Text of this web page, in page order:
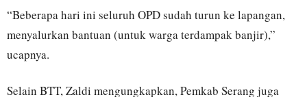
“Beberapa hari ini seluruh OPD sudah turun ke lapangan,
menyalurkan bantuan (untuk warga terdampak banjir),”
ucapnya.
Selain BTT, Zaldi mengungkapkan, Pemkab Serang juga